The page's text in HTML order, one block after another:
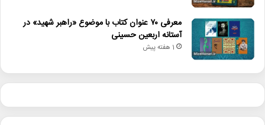
معرفی ۷۰ عنوان کتاب با موضوع «راهبر شهید» در
آستانه اربعین حسینی
1 هفته پیش